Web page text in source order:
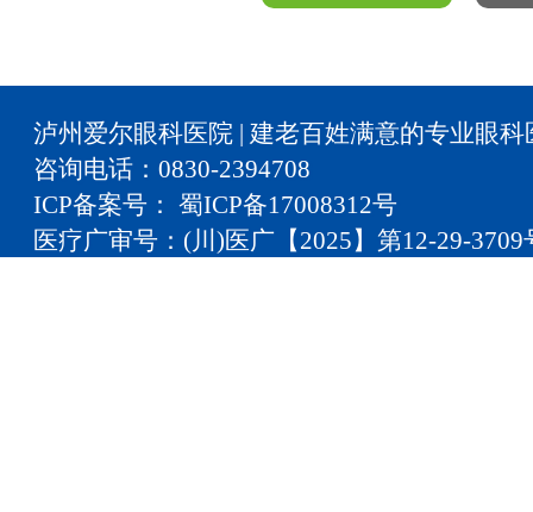
泸州爱尔眼科医院 | 建老百姓满意的专业眼科
咨询电话：0830-2394708
ICP备案号： 蜀ICP备17008312号
医疗广审号：(川)医广【2025】第12-29-3709